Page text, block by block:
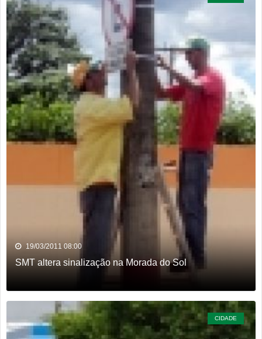
19/03/2011 08:00
SMT altera sinalização na Morada do Sol
CIDADE